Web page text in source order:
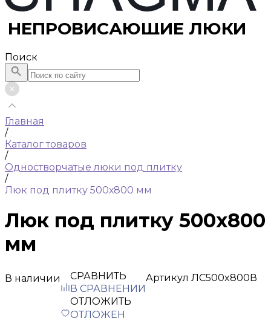
НЕПРОВИСАЮЩИЕ ЛЮКИ
Поиск
Главная
/
Каталог товаров
/
Одностворчатые люки под плитку
/
Люк под плитку 500х800 мм
Люк под плитку 500х800
мм
В наличии
СРАВНИТЬ
В СРАВНЕНИИ
ОТЛОЖИТЬ
ОТЛОЖЕН
Артикул ЛС500x800В